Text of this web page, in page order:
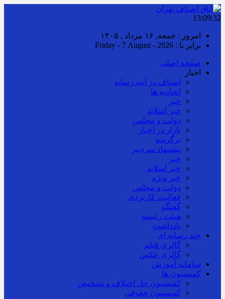
13:09:33
امروز : جمعه, ۱۶ مرداد , ۱۴۰۵
برابر با : Friday - 7 August - 2026
صفحه اصلی
اخبار
اصناف در آینه رسانه
اتحادیه ها
خبر
خبر اسلايد
دولت و مجلس
بازار در اخبار
برگزیده
پیشنهاد سردبیر
خبر
خبر اسلايد
خبر ویژه
دولت و مجلس
فعالیت کاربردی
گفتگو
هیئت رئیسه
یادداشت
چند رسانه ای
گالری فیلم
گالری عکس
سامانه آموزش
کمیسیون ها
کمیسیون حل اختلاف و تشخیص
کمیسیون حقوقی